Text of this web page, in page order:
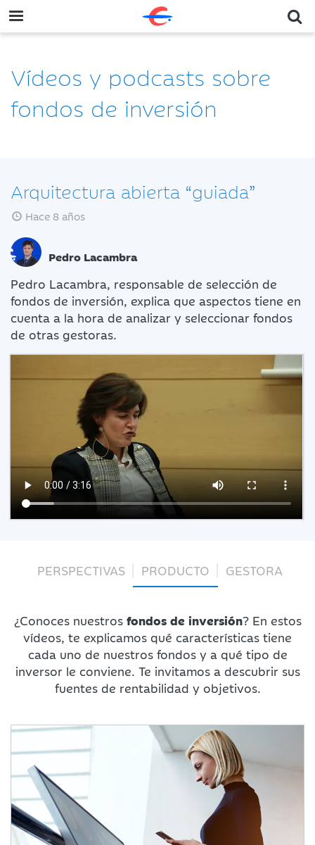
Vídeos y podcasts sobre
fondos de inversión
Arquitectura abierta “guiada”
Hace 8 años
Pedro Lacambra
Pedro Lacambra, responsable de selección de
fondos de inversión, explica que aspectos tiene en
cuenta a la hora de analizar y seleccionar fondos
de otras gestoras.
PERSPECTIVAS PRODUCTO GESTORA
¿Conoces nuestros fondos de inversión? En estos
vídeos, te explicamos qué características tiene
cada uno de nuestros fondos y a qué tipo de
inversor le conviene. Te invitamos a descubrir sus
fuentes de rentabilidad y objetivos.